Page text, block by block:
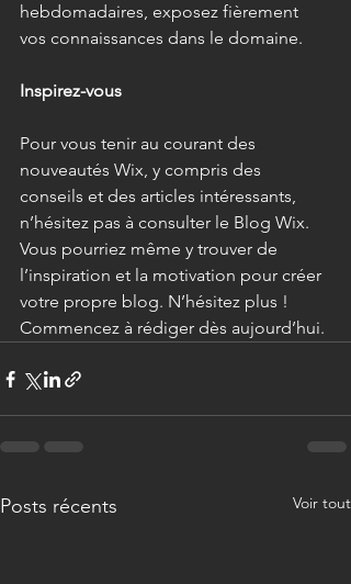
hebdomadaires, exposez fièrement
vos connaissances dans le domaine.
Inspirez-vous
Pour vous tenir au courant des
nouveautés Wix, y compris des
conseils et des articles intéressants,
n’hésitez pas à consulter le Blog Wix.
Vous pourriez même y trouver de
l’inspiration et la motivation pour créer
votre propre blog. N’hésitez plus !
Commencez à rédiger dès aujourd’hui.
Posts récents Voir tout